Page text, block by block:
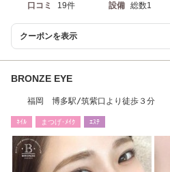
口コミ 19件 設備 総数1
クーポンを表示
BRONZE EYE
福岡 博多駅/筑紫口より徒歩３分
ﾈｲﾙ まつげ･ﾒｲｸ ｴｽﾃ